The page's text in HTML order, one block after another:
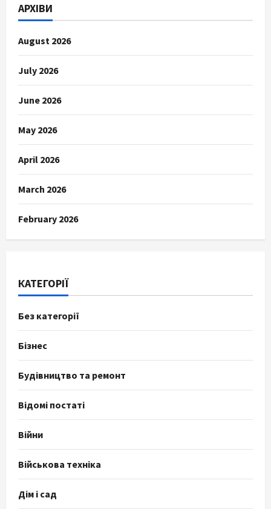
АРХІВИ
August 2026
July 2026
June 2026
May 2026
April 2026
March 2026
February 2026
КАТЕГОРІЇ
Без категорії
Бізнес
Будівництво та ремонт
Відомі постаті
Війни
Військова техніка
Дім і сад